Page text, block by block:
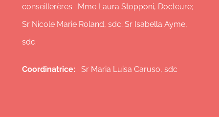
conseillerères : Mme Laura Stopponi, Docteure;
Sr Nicole Marie Roland, sdc; Sr Isabella Ayme,
sdc.
Coordinatrice: Sr Maria Luisa Caruso, sdc